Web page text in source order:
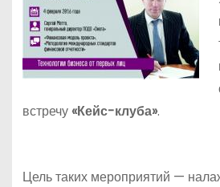
встречу«Кейс-клуба».
Цель таких мероприятий —